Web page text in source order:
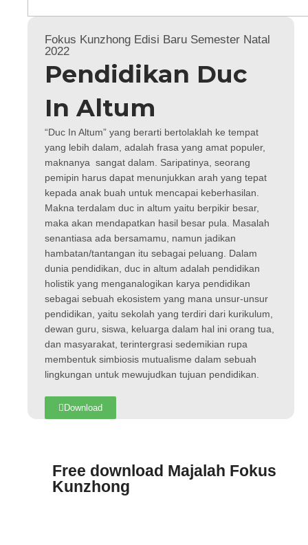
Fokus Kunzhong Edisi Baru Semester Natal
2022
Pendidikan Duc
In Altum
“Duc In Altum” yang berarti bertolaklah ke tempat
yang lebih dalam, adalah frasa yang amat populer,
maknanya sangat dalam. Saripatinya, seorang
pemipin harus dapat menunjukkan arah yang tepat
kepada anak buah untuk mencapai keberhasilan.
Makna terdalam duc in altum yaitu berpikir besar,
maka akan mendapatkan hasil besar pula. Masalah
senantiasa ada bersamamu, namun jadikan
hambatan/tantangan itu sebagai peluang. Dalam
dunia pendidikan, duc in altum adalah pendidikan
holistik yang menganalogikan karya pendidikan
sebagai sebuah ekosistem yang mana unsur-unsur
pendidikan, yaitu sekolah yang terdiri dari kurikulum,
dewan guru, siswa, keluarga dalam hal ini orang tua,
dan masyarakat, terintergrasi sedemikian rupa
membentuk simbiosis mutualisme dalam sebuah
lingkungan untuk mewujudkan tujuan pendidikan.
Download
Free download Majalah Fokus
Kunzhong